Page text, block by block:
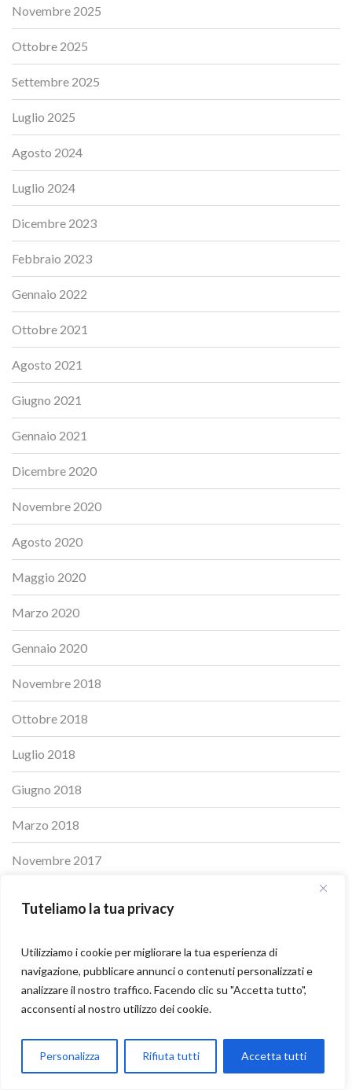
Tuteliamo la tua privacy
Utilizziamo i cookie per migliorare la tua esperienza di
navigazione, pubblicare annunci o contenuti personalizzati e
analizzare il nostro traffico. Facendo clic su "Accetta tutto",
acconsenti al nostro utilizzo dei cookie.
Personalizza Rifiuta tutti Accetta tutti
Novembre 2025
Ottobre 2025
Settembre 2025
Luglio 2025
Agosto 2024
Luglio 2024
Dicembre 2023
Febbraio 2023
Gennaio 2022
Ottobre 2021
Agosto 2021
Giugno 2021
Gennaio 2021
Dicembre 2020
Novembre 2020
Agosto 2020
Maggio 2020
Marzo 2020
Gennaio 2020
Novembre 2018
Ottobre 2018
Luglio 2018
Giugno 2018
Marzo 2018
Novembre 2017
Settembre 2016
Aprile 2016
Novembre 2015
Parla con Motoexplora